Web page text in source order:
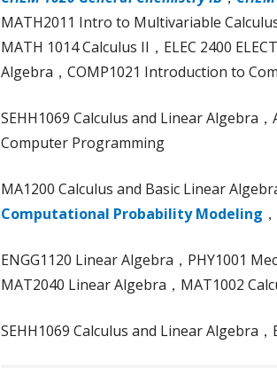
MATH2011 Intro to Multivariable
MATH 1014 Calculus II，ELEC 2400
Algebra，COMP1021 Introduction to
SEHH1069 Calculus and Linear Algebra
Computer Programming
MA1200 Calculus and Basic Linear
Computational Probability Modeling
ENGG1120 Linear Algebra，PHY1001
MAT2040 Linear Algebra，MAT1002
SEHH1069 Calculus and Linear Algebra